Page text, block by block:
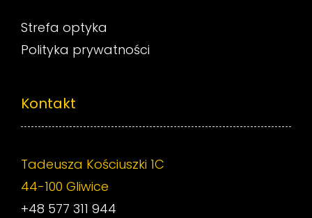
Strefa optyka
Polityka prywatności
Kontakt
Tadeusza Kościuszki 1C
44-100 Gliwice
+48 577 311 944